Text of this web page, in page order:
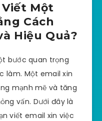
Một
Cách
Hiệu Quả?
bước quan trọng
làm. Một email xin
mạnh mẽ và tăng
vấn. Dưới đây là
viết email xin việc